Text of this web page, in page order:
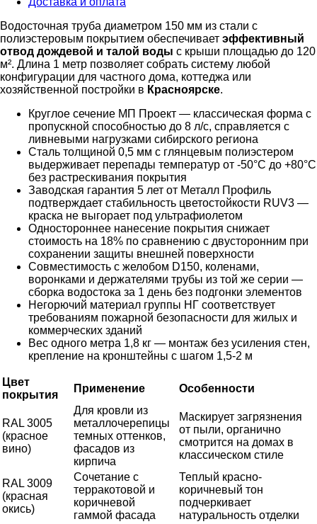
Водосточная труба диаметром 150 мм из стали с
полиэстеровым покрытием обеспечивает эффективный
отвод дождевой и талой воды с крыши площадью до 120
м². Длина 1 метр позволяет собрать систему любой
конфигурации для частного дома, коттеджа или
хозяйственной постройки в Красноярске.
Круглое сечение МП Проект — классическая форма с
пропускной способностью до 8 л/с, справляется с
ливневыми нагрузками сибирского региона
Сталь толщиной 0,5 мм с глянцевым полиэстером
выдерживает перепады температур от -50°C до +80°C
без растрескивания покрытия
Заводская гарантия 5 лет от Металл Профиль
подтверждает стабильность цветостойкости RUV3 —
краска не выгорает под ультрафиолетом
Одностороннее нанесение покрытия снижает
стоимость на 18% по сравнению с двусторонним при
сохранении защиты внешней поверхности
Совместимость с желобом D150, коленами,
воронками и держателями трубы из той же серии —
сборка водостока за 1 день без подгонки элементов
Негорючий материал группы НГ соответствует
требованиям пожарной безопасности для жилых и
коммерческих зданий
Вес одного метра 1,8 кг — монтаж без усиления стен,
крепление на кронштейны с шагом 1,5-2 м
Цвет
покрытия
Применение Особенности
RAL 3005
(красное
вино)
Для кровли из
металлочерепицы
темных оттенков,
фасадов из
кирпича
Маскирует загрязнения
от пыли, органично
смотрится на домах в
классическом стиле
RAL 3009
(красная
окись)
Сочетание с
терракотовой и
коричневой
гаммой фасада
Теплый красно-
коричневый тон
подчеркивает
натуральность отделки